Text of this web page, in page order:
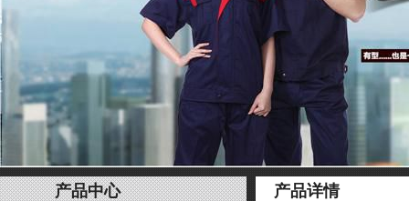
产品中心 产品详情